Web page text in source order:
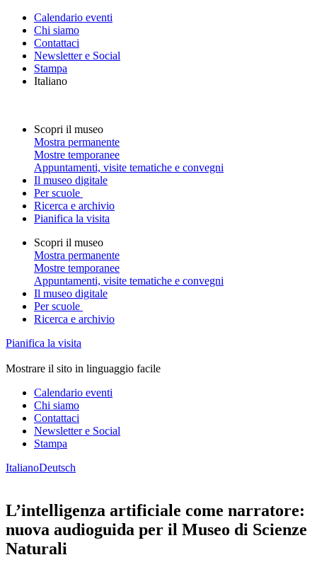
Calendario eventi
Chi siamo
Contattaci
Newsletter e Social
Stampa
Italiano
Scopri il museo
Mostra permanente
Mostre temporanee
Appuntamenti, visite tematiche e convegni
Il museo digitale
Per scuole
Ricerca e archivio
Pianifica la visita
Scopri il museo
Mostra permanente
Mostre temporanee
Appuntamenti, visite tematiche e convegni
Il museo digitale
Per scuole
Ricerca e archivio
Pianifica la visita
Mostrare il sito in linguaggio facile
Calendario eventi
Chi siamo
Contattaci
Newsletter e Social
Stampa
ItalianoDeutsch
L’intelligenza artificiale come narratore:
nuova audioguida per il Museo di Scienze
Naturali